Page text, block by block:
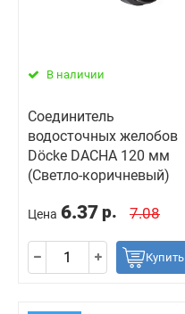
В наличии
Соединитель
водосточных желобов
Döcke DACHA 120 мм
(Светло-коричневый)
Цена 6.37 р. 7.08
Купить